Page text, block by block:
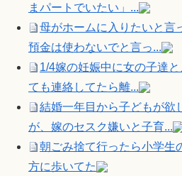
まパートでいたい」...
母がホームに入りたいと言
預金は使わないでと言っ...
1/4嫁の妊娠中に女の子達
ても連絡してたら離...
結婚一年目から子どもが欲
が、嫁のセスク嫌いと子育...
朝ごみ捨て行ったら小学生
方に歩いてた